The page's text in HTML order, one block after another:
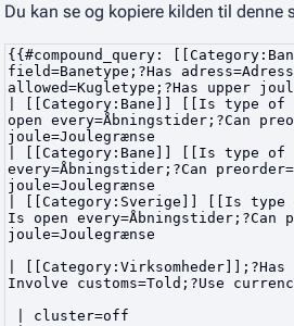
Du kan se og kopiere kilden til denne